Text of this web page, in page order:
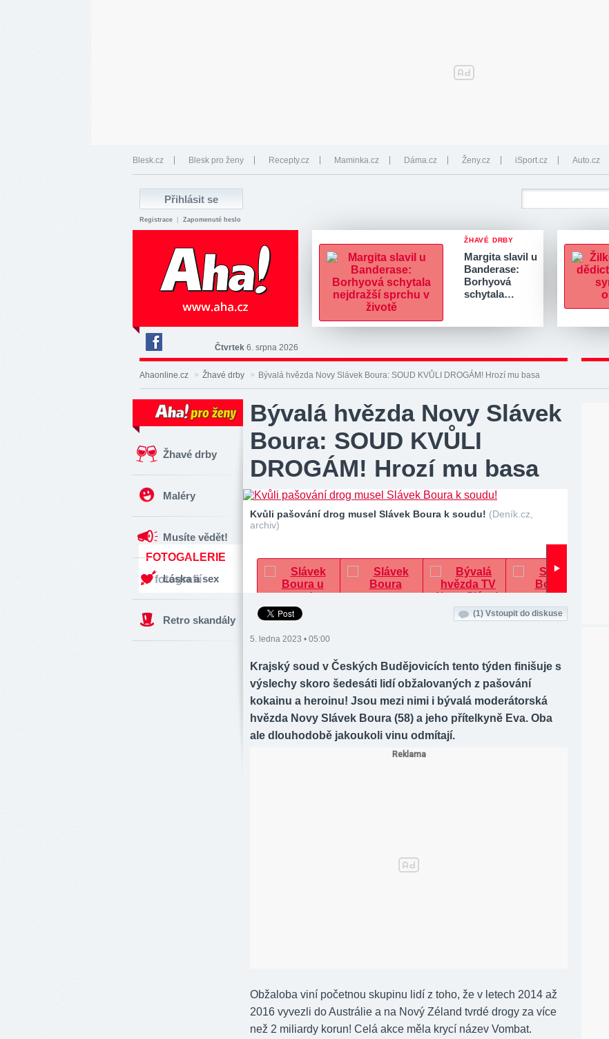
Blesk.cz Blesk pro ženy Recepty.cz Maminka.cz Dáma.cz Ženy.cz iSport.cz Auto.cz
Registrace Zapomenuté heslo
ŽHAVÉ DRBY
Margita slavil u
Banderase:
Borhyová
schytala…
Deník
Aha!
na
Čtvrtek 6. srpna 2026
Ahaonline.cz > Žhavé drby > Bývalá hvězda Novy Slávek Boura: SOUD KVŮLI DROGÁM! Hrozí mu basa
Žhavé drby
Maléry
Musíte vědět!
Láska a sex
Retro skandály
Bývalá hvězda Novy Slávek
Boura: SOUD KVŮLI
DROGÁM! Hrozí mu basa
Kvůli pašování drog musel Slávek Boura k soudu! (Deník.cz,
archiv)
FOTOGALERIE
6 fotografií
(1) Vstoupit do diskuse
5. ledna 2023 • 05:00
Krajský soud v Českých Budějovicích tento týden finišuje s
výslechy skoro šedesáti lidí obžalovaných z pašování
kokainu a heroinu! Jsou mezi nimi i bývalá moderátorská
hvězda Novy Slávek Boura (58) a jeho přítelkyně Eva. Oba
ale dlouhodobě jakoukoli vinu odmítají.
Obžaloba viní početnou skupinu lidí z toho, že v letech 2014 až
2016 vyvezli do Austrálie a na Nový Zéland tvrdé drogy za více
než 2 miliardy korun! Celá akce měla krycí název Vombat.